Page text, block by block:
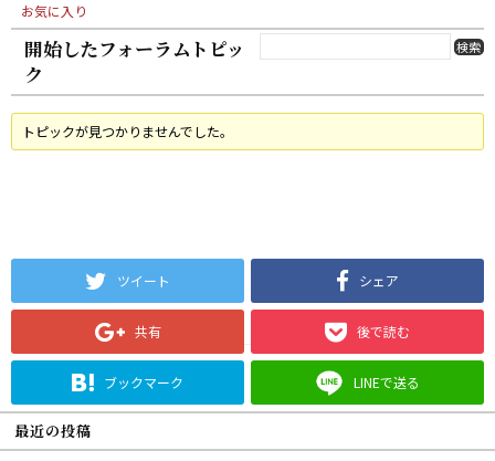
お気に入り
開始したフォーラムトピッ
ク
トピックが見つかりませんでした。
ツイート シェア
共有 後で読む
ブックマーク LINEで送る
最近の投稿